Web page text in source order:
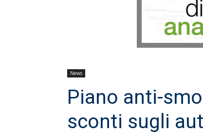
News
Piano anti-
sconti sugli